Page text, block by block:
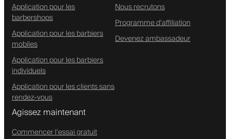
Application pour les
barbershops
Application pour les barbiers
mobiles
Application pour les barbiers
individuels
Application pour les clients sans
rendez-vous
Nous recrutons
Programme d'affiliation
Devenez ambassadeur
Agissez maintenant
Commencer l'essai gratuit